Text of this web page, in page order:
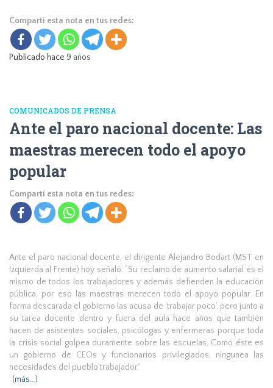
Compartí esta nota en tus redes:
Publicado hace 9 años
COMUNICADOS DE PRENSA
Ante el paro nacional docente: Las
maestras merecen todo el apoyo
popular
Compartí esta nota en tus redes:
Ante el paro nacional docente, el dirigente Alejandro Bodart (MST en
Izquierda al Frente) hoy señaló: “Su reclamo de aumento salarial es el
mismo de todos los trabajadores y además defienden la educación
pública, por eso las maestras merecen todo el apoyo popular. En
forma descarada el gobierno las acusa de ‘trabajar poco’, pero junto a
su tarea docente dentro y fuera del aula hace años que también
hacen de asistentes sociales, psicólogas y enfermeras porque toda
la crisis social golpea duramente sobre las escuelas. Como éste es
un gobierno de CEOs y funcionarios privilegiados, ningunea las
necesidades del pueblo trabajador.”
(más…)